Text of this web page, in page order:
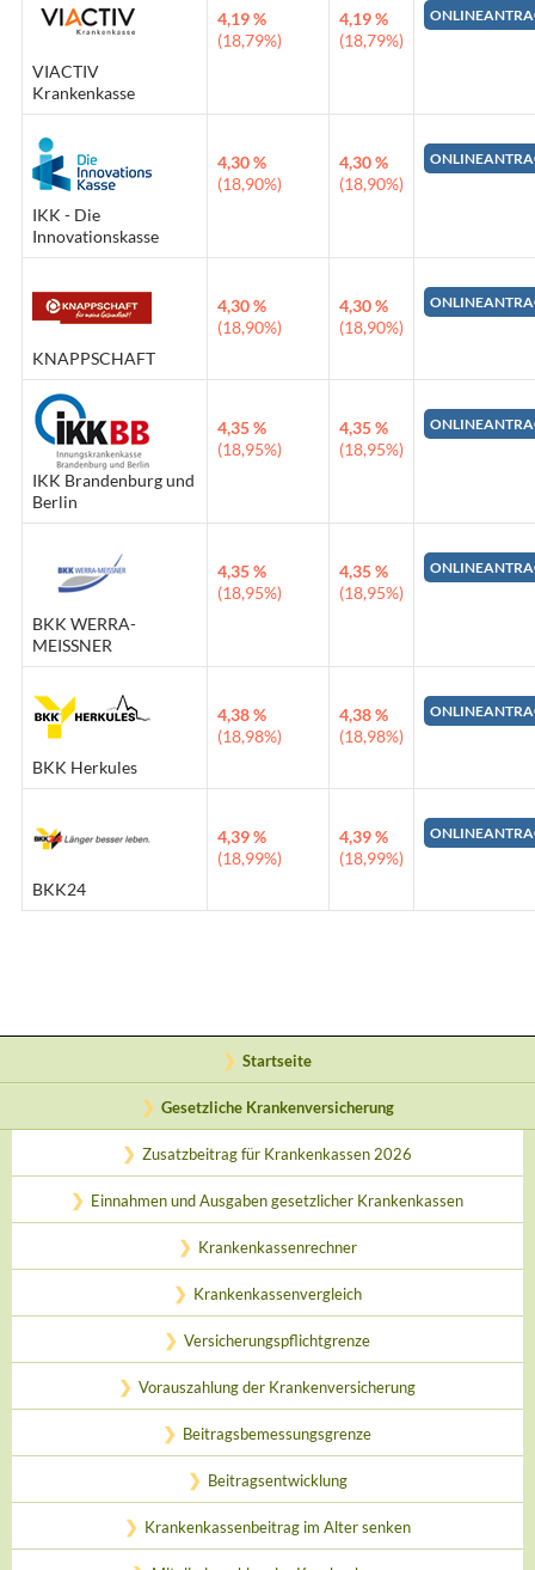
VIACTIV
Krankenkasse
4,19 %
(18,79%)
4,19 %
(18,79%)
IKK - Die
Innovationskasse
4,30 %
(18,90%)
4,30 %
(18,90%)
KNAPPSCHAFT
4,30 %
(18,90%)
4,30 %
(18,90%)
IKK Brandenburg und
Berlin
4,35 %
(18,95%)
4,35 %
(18,95%)
BKK WERRA-
MEISSNER
4,35 %
(18,95%)
4,35 %
(18,95%)
BKK Herkules
4,38 %
(18,98%)
4,38 %
(18,98%)
BKK24
4,39 %
(18,99%)
4,39 %
(18,99%)
Startseite
Gesetzliche Krankenversicherung
Zusatzbeitrag für Krankenkassen 2026
Einnahmen und Ausgaben gesetzlicher Krankenkassen
Krankenkassenrechner
Krankenkassenvergleich
Versicherungspflichtgrenze
Vorauszahlung der Krankenversicherung
Beitragsbemessungsgrenze
Beitragsentwicklung
Krankenkassenbeitrag im Alter senken